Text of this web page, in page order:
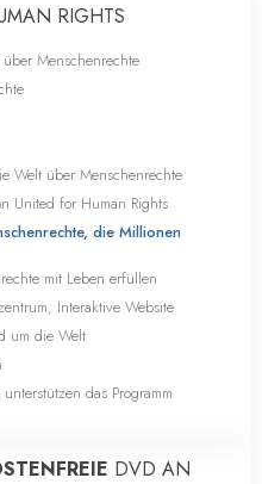
RIGHTS
Menschenrechte
Welt über Menschenrechte
United for Human Rights
die Millionen
mit Leben erfüllen
Interaktive Website
um die Welt
das Programm
DVD AN